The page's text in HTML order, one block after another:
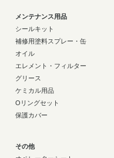
メンテナンス用品
シールキット
補修用塗料スプレー・缶
オイル
エレメント・フィルター
グリース
ケミカル用品
Oリングセット
保護カバー
その他